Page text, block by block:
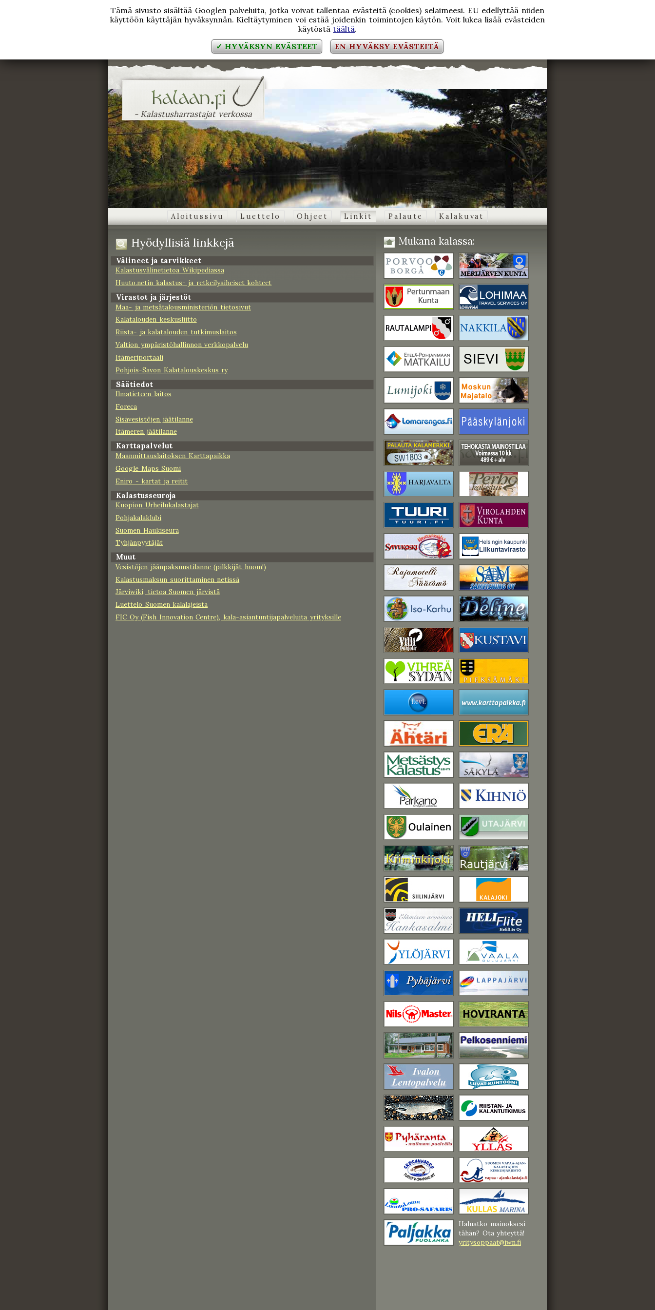
Tämä sivusto sisältää Googlen palveluita, jotka voivat tallentaa evästeitä (cookies) selaimeesi. EU edellyttää niiden
käyttöön käyttäjän hyväksynnän. Kieltäytyminen voi estää joidenkin toimintojen käytön. Voit lukea lisää evästeiden
käytöstätäältä.
✓ HYVÄKSYN EVÄSTEET
EN HYVÄKSY EVÄSTEITÄ
- Kalastusharrastajat verkossa
Aloitussivu Luettelo Ohjeet Linkit Palaute Kalakuvat
Hyödyllisiä linkkejä
Välineet ja tarvikkeet
Kalastusvälinetietoa Wikipediassa
Huuto.netin kalastus- ja retkeilyaiheiset kohteet
Virastot ja järjestöt
Maa- ja metsätalousministeriön tietosivut
Kalatalouden keskusliitto
Riista- ja kalatalouden tutkimuslaitos
Valtion ympäristöhallinnon verkkopalvelu
Itämeriportaali
Pohjois-Savon Kalatalouskeskus ry
Säätiedot
Ilmatieteen laitos
Foreca
Sisävesistöjen jäätilanne
Itämeren jäätilanne
Karttapalvelut
Maanmittauslaitoksen Karttapaikka
Google Maps Suomi
Eniro - kartat ja reitit
Kalastusseuroja
Kuopion Urheilukalastajat
Pohjakalaklubi
Suomen Haukiseura
Tyhjänpyytäjät
Muut
Vesistöjen jäänpaksuustilanne (pilkkijät huom!)
Kalastusmaksun suorittaminen netissä
Järviwiki, tietoa Suomen järvistä
Luettelo Suomen kalalajeista
FIC Oy (Fish Innovation Centre), kala-asiantuntijapalveluita yrityksille
Mukana kalassa:
Haluatko mainoksesi
tähän? Ota yhteyttä!
yritysoppaat@iwn.fi